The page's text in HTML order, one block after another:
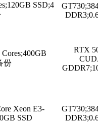
SSD;4
份
RTX
Xeon E3-
SSD